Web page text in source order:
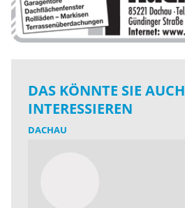
DAS KÖNNTE SIE AUCH
INTERESSIEREN
DACHAU